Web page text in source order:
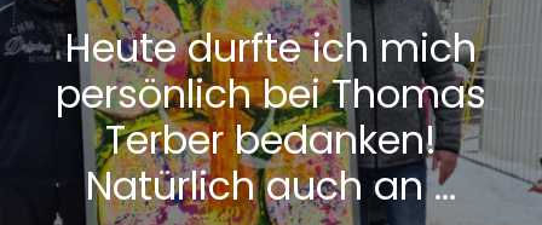
Heute durfte ich mich
persönlich bei Thomas
Terber bedanken!
Natürlich auch an …